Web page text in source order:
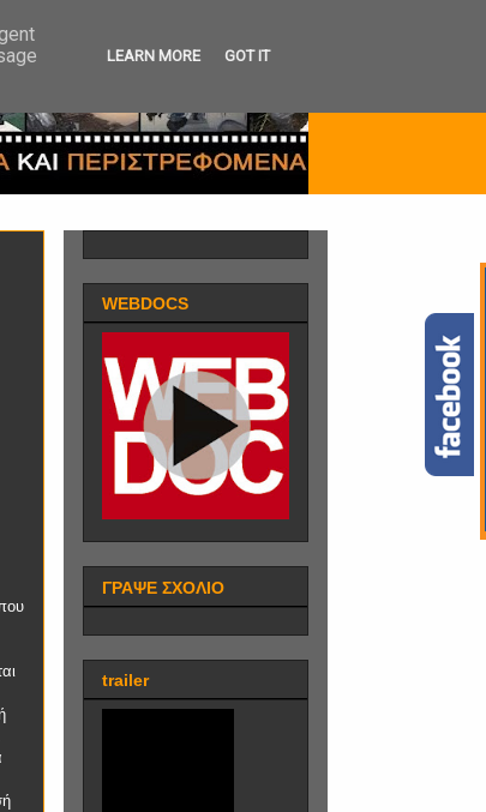
WEBDOCS
ΓΡΑΨΕ ΣΧΟΛΙΟ
trailer
LEARN MORE GOT IT